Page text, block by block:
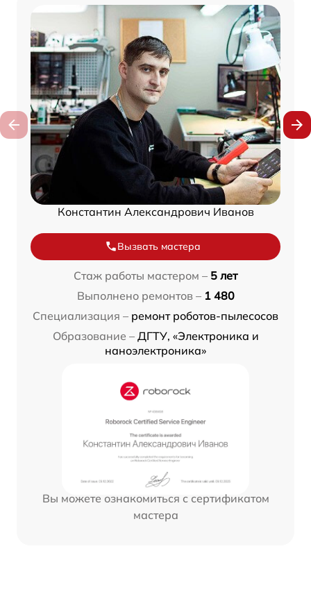
Константин Александрович Иванов
Вызвать мастера
Стаж работы мастером – 5 лет
Выполнено ремонтов – 1 480
Специализация – ремонт роботов-пылесосов
Образование – ДГТУ, «Электроника и
наноэлектроника»
Вы можете ознакомиться с сертификатом
мастера